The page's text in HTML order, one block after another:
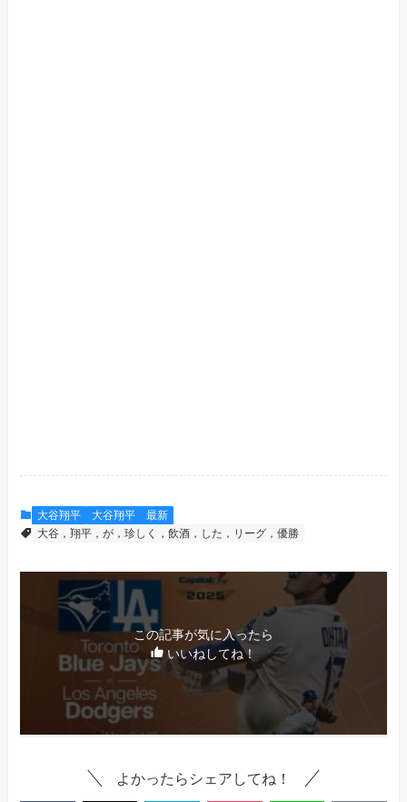
大谷翔平
大谷翔平 最新
大谷，翔平，が，珍しく，飲酒，した，リーグ，優勝
この記事が気に入ったら
いいねしてね！
よかったらシェアしてね！